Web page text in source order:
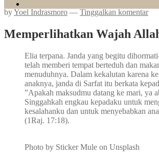
byYoel Indrasmoro — Tinggalkan komentar
Memperlihatkan Wajah
Elia terpana. Janda yang begitu
telah memberi tempat berteduh dan
menuduhnya. Dalam kekalutan karena
anaknya, janda di Sarfat itu berkata
”Apakah maksudmu datang ke mari, ya
Singgahkah engkau kepadaku untuk
kesalahanku dan untuk menyebabkan
(1Raj. 17:18).
Photo by Sticker Mule on Unsplash